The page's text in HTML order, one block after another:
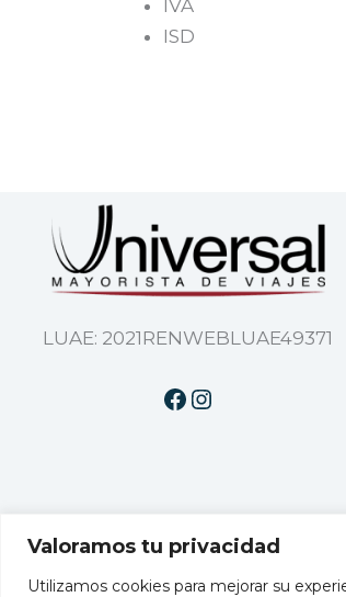
Valoramos tu privacidad
Utilizamos cookies para mejorar su
IVA
ISD
LUAE: 2021RENWEBLUAE49371
Mayorista